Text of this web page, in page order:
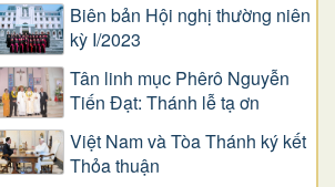
Biên bản Hội nghị thường niên
kỳ I/2023
Tân linh mục Phêrô Nguyễn
Tiến Đạt: Thánh lễ tạ ơn
Việt Nam và Tòa Thánh ký kết
Thỏa thuận